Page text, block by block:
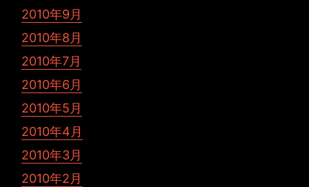
2010年9月
2010年8月
2010年7月
2010年6月
2010年5月
2010年4月
2010年3月
2010年2月